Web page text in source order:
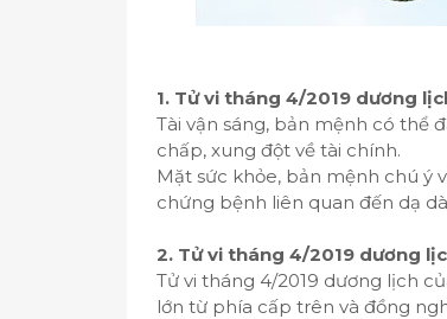
1. Tử vi tháng 4/2019 dương
Tài vận sáng, bản mệnh có thể
chấp, xung đột về tài chính.
Mặt sức khỏe, bản mệnh chú ý
chứng bệnh liên quan đến dạ
2. Tử vi tháng 4/2019 dương
Tử vi tháng 4/2019 dương lịch
lớn từ phía cấp trên và đồng